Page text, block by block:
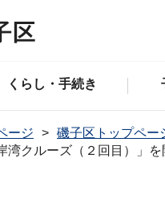
くらし・手続き
ージ 磯子区トップペー
湾クルーズ（２回目）」を